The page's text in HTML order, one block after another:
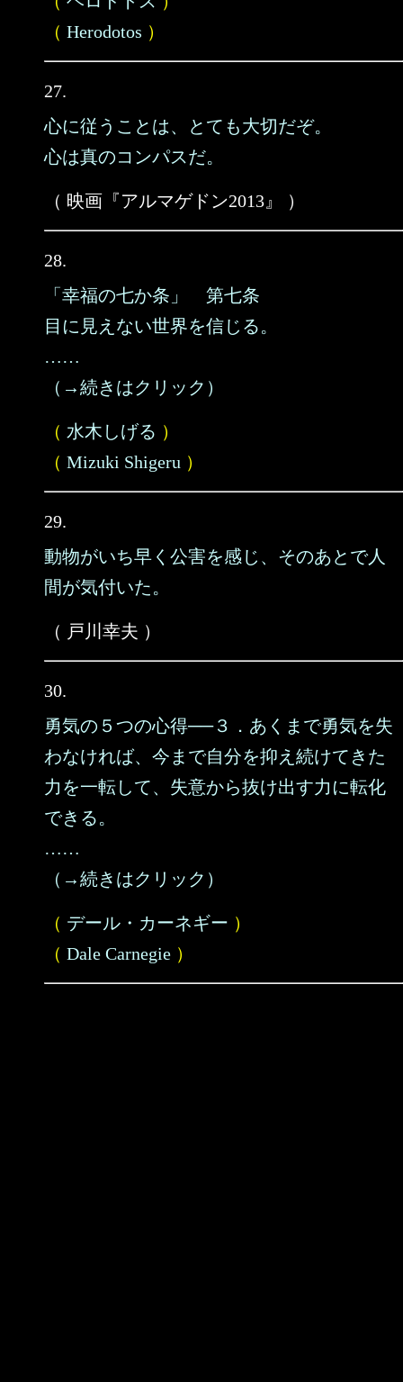
（ Herodotos ）
27.
心に従うことは、とても大切だぞ。
心は真のコンパスだ。
（ 映画『アルマゲドン2013』 ）
28.
「幸福の七か条」 第七条
目に見えない世界を信じる。
……
（→続きはクリック）
（ 水木しげる ）
（ Mizuki Shigeru ）
29.
動物がいち早く公害を感じ、そのあとで人
間が気付いた。
（ 戸川幸夫 ）
30.
勇気の５つの心得──３．あくまで勇気を失
わなければ、今まで自分を抑え続けてきた
力を一転して、失意から抜け出す力に転化
できる。
……
（→続きはクリック）
（ デール・カーネギー ）
（ Dale Carnegie ）